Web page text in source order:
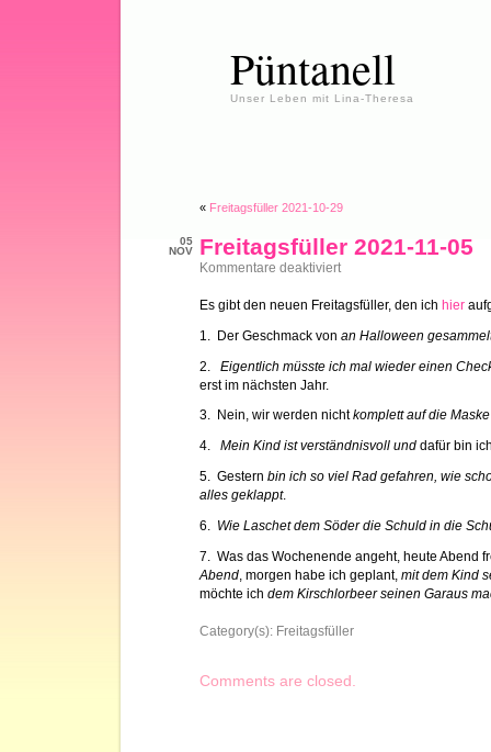
Püntanell
Unser Leben mit Lina-Theresa
« Freitagsfüller 2021-10-29
05
NOV
Freitagsfüller 2021-11-05
Kommentare deaktiviertfür
11-
Es gibt den neuen Freitagsfüller, den ich hier
1. Der Geschmack von an Halloween
2. Eigentlich müsste ich mal wieder einen
erst im nächsten Jahr.
3. Nein, wir werden nichtkomplett auf die
4. Mein Kind ist verständnisvoll und dafür bin
5. Gestern bin ich so viel Rad gefahren, wie
alles geklappt.
6. Wie Laschet dem Söder die Schuld in die
7. Was das Wochenende angeht, heute Abend
Abend , morgen habe ich geplant, mit dem Kind
möchte ich dem Kirschlorbeer seinen Garaus
Category(s): Freitagsfüller
Comments are closed.